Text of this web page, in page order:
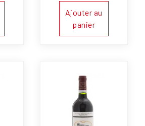
Ajouter au
panier